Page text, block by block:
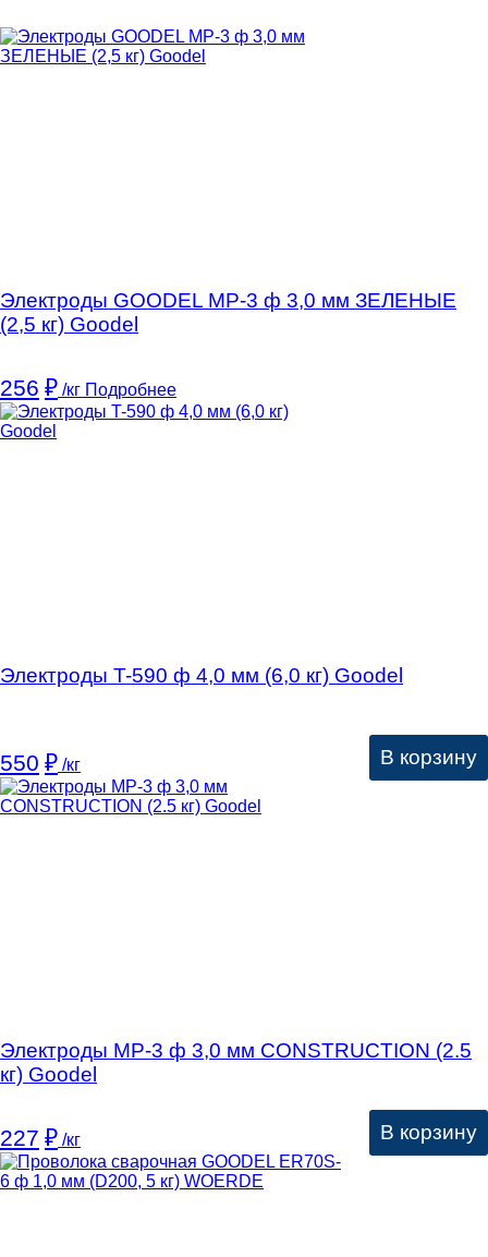
Электроды GOODEL MP-3 ф 3,0 мм ЗЕЛЕНЫЕ
(2,5 кг) Goodel
256 ₽ /кг Подробнее
Электроды T-590 ф 4,0 мм (6,0 кг) Goodel
550 ₽ /кг В корзину
Электроды MP-3 ф 3,0 мм CONSTRUCTION (2.5
кг) Goodel
227 ₽ /кг В корзину